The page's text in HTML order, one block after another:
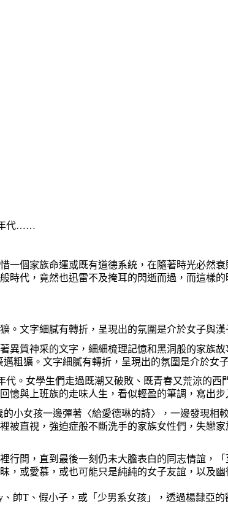
年代……
個家族命運或既有道德系統，在隨著時光必然
時代，竟然也迅雷不及掩耳的閃逝而過，而這樣
文字細膩有轉折，呈現出的氛圍是介於女子與
質神采的文字，細細梳理記憶和黑洞般的家族
粗獷。文字細膩有轉折，呈現出的氛圍是介於女
女學生們走過既潮又破敗、既青春又荒涼的西
與上班族的走味人生，看似輕盈的筆調，寫出
女孩一邊彈著〈給愛德琳的詩〉，一邊發現相
直視，強迫症般不斷洗手的家族女性們，失戀
間，直到最後一刻仍未大膽表白的同志情誼，
或愛慕，或也可能只是純純的女子友誼，以及幽
T、假小子，或「少男系女孩」，透過楊隸亞